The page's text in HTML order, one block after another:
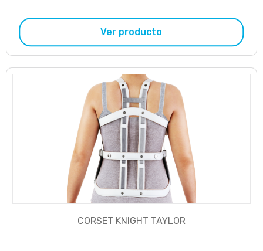
Ver producto
CORSET KNIGHT TAYLOR